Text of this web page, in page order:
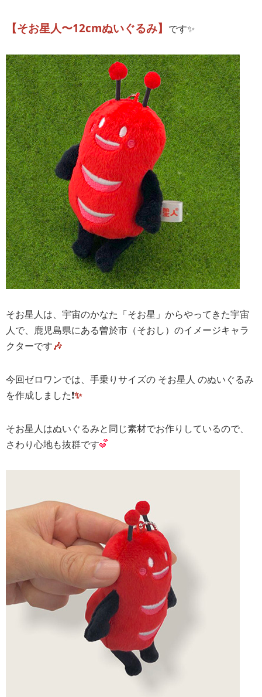
【そお星人〜12cmぬいぐるみ】 です✨
そお星人は、宇宙のかなた「そお星」からやってきた宇宙
人で、鹿児島県にある曽於市（そおし）のイメージキャラ
クターです🎶
今回ゼロワンでは、手乗りサイズの そお星人 のぬいぐるみ
を作成しました❗️✨
そお星人はぬいぐるみと同じ素材でお作りしているので、
さわり心地も抜群です